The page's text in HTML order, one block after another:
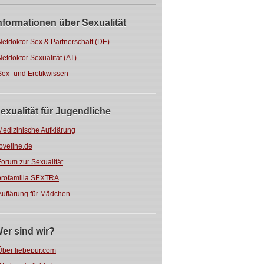
über Sexualität
Sex & Partnerschaft (DE)
Sexualität (AT)
und Erotikwissen
für Jugendliche
Aufklärung
zur Sexualität
SEXTRA
für Mädchen
sind wir?
liebepur.com